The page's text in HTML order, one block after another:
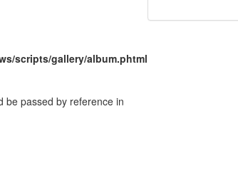
scripts/gallery/album.phtml
be passed by reference in